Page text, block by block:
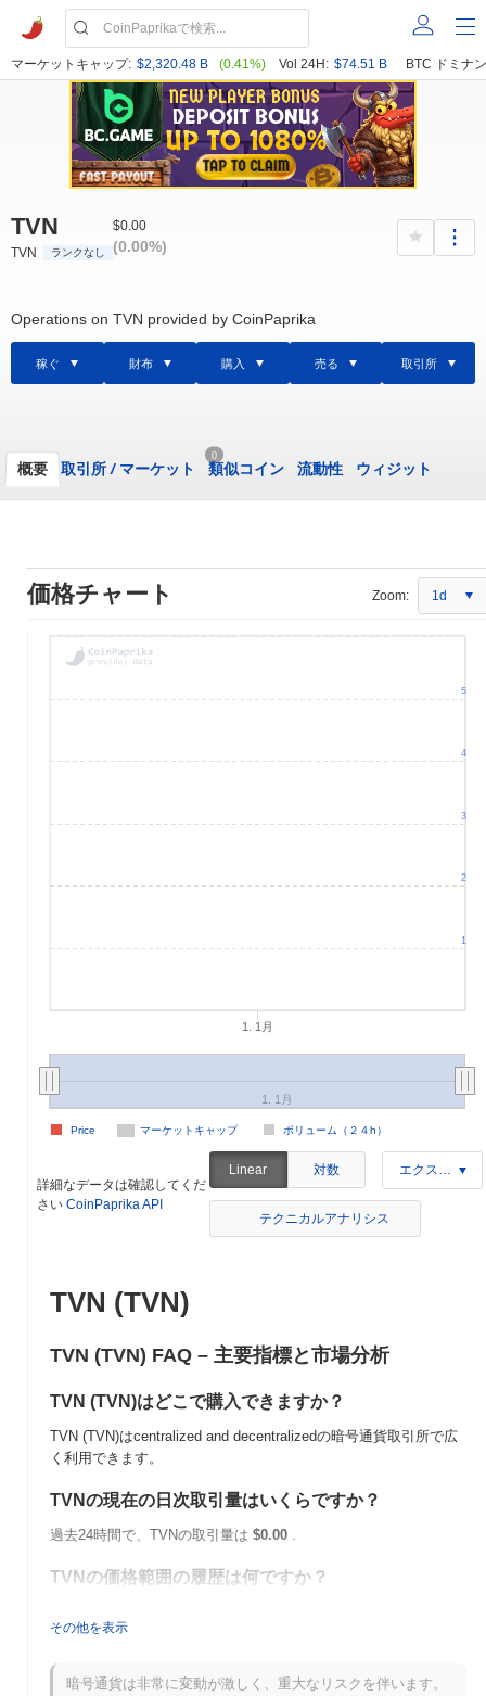
マーケットキャップ: $2,320.48 B (0.41%) Vol 24H: $74.51 B BTC ドミナ
TVN
TVN ランクなし
$0.00
(0.00%)
Operations on TVN provided by CoinPaprika
稼ぐ 財布 購入 売る 取引所
概要 取引所 /マーケット
0
類似コイン 流動性 ウィジット
価格チャート Zoom: 1d
1. 1月
マーケットキャップ ボリューム（２４h）
Price
1. 1月
1
2
3
4
5
詳細なデータは確認してくだ
さい CoinPaprika API
Linear 対数 エクスポート
テクニカルアナリシス
TVN (TVN)
TVN (TVN) FAQ – 主要指標と市場分析
TVN (TVN)はどこで購入できますか？
TVN (TVN)はcentralized and decentralizedの暗号通貨取引所で広
く利用できます。
TVNの現在の日次取引量はいくらですか？
過去24時間で、TVNの取引量は $0.00 .
TVNの価格範囲の履歴は何ですか？
史上最安値（ATL）：
TVNは現在、ATHより~100.00% 低く取引されています .
その他を表示
暗号通貨は非常に変動が激しく、重大なリスクを伴います。